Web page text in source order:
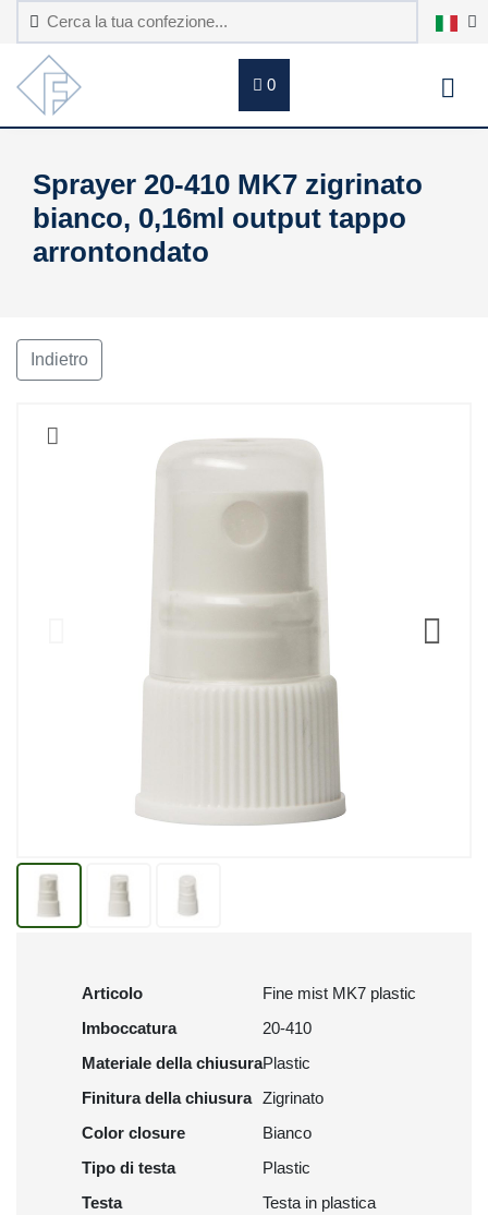
0
Sprayer 20-410 MK7 zigrinato
bianco, 0,16ml output tappo
arrontondato
Indietro
Articolo
Fine mist MK7 plastic
Imboccatura
20-410
Materiale della chiusuraPlastic
Finitura della chiusura Zigrinato
Color closure
Bianco
Tipo di testa
Plastic
Testa
Testa in plastica